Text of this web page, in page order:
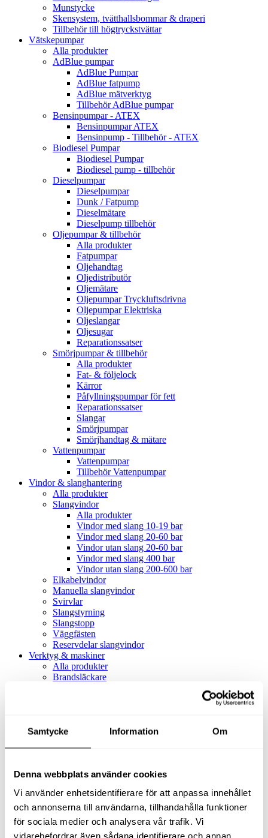
Samtycke Information Om
Denna webbplats använder cookies
Vi använder enhetsidentifierare för att anpassa innehållet
och annonserna till användarna, tillhandahålla funktioner
för sociala medier och analysera vår trafik. Vi
vidarebefordrar även sådana identifierare och annan
Munstycke
Skensystem, tvätthallsbommar & draperi
Tillbehör till högtryckstvättar
Vätskepumpar
Alla produkter
AdBlue pumpar
AdBlue Pumpar
AdBlue fatpump
AdBlue mätverktyg
Tillbehör AdBlue pumpar
Bensinpumpar - ATEX
Bensinpumpar ATEX
Bensinpump - Tillbehör - ATEX
Biodiesel Pumpar
Biodiesel Pumpar
Biodiesel pump - tillbehör
Dieselpumpar
Dieselpumpar
Dunk / Fatpump
Dieselmätare
Dieselpump tillbehör
Oljepumpar & tillbehör
Alla produkter
Fatpumpar
Oljehandtag
Oljedistributör
Oljemätare
Oljepumpar Tryckluftsdrivna
Oljepumpar Elektriska
Oljeslangar
Oljesugar
Reparationssatser
Smörjpumpar & tillbehör
Alla produkter
Fat- & följelock
Kärror
Påfyllningspumpar för fett
Reparationssatser
Slangar
Smörjpumpar
Smörjhandtag & mätare
Vattenpumpar
Vattenpumpar
Tillbehör Vattenpumpar
Vindor & slanghantering
Alla produkter
Slangvindor
Alla produkter
Vindor med slang 10-19 bar
Vindor med slang 20-60 bar
Vindor utan slang 20-60 bar
Vindor med slang 400 bar
Vindor utan slang 200-600 bar
Elkabelvindor
Manuella slangvindor
Svirvlar
Slangstyrning
Slangstopp
Väggfästen
Reservdelar slangvindor
Verktyg & maskiner
Alla produkter
Brandsläckare
Alla produkter
Slangfäste
Textil- & Våtdammsugare
Tillbehör Textil- & våtdammsugare
Adaptrar
Dammsugare